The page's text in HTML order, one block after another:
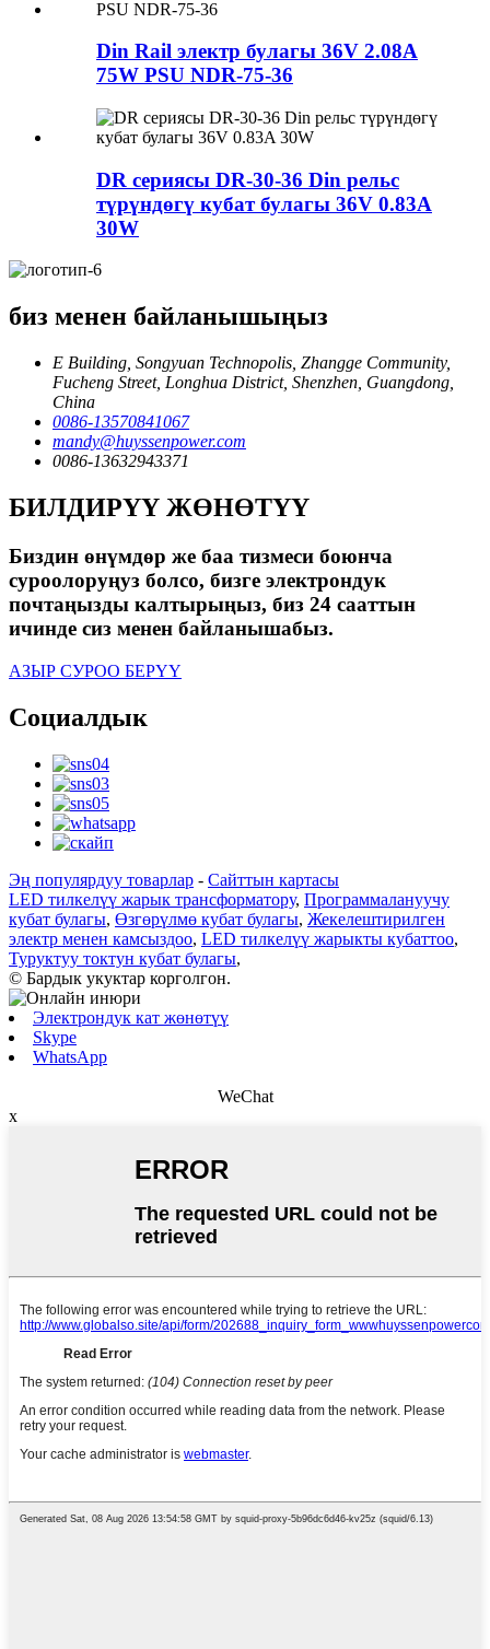
Din Rail электр булагы 36V 2.08A
75W PSU NDR-75-36
DR сериясы DR-30-36 Din рельс
түрүндөгү кубат булагы 36V 0.83A
30W
биз менен байланышыңыз
E Building, Songyuan Technopolis, Zhangge Community,
Fucheng Street, Longhua District, Shenzhen, Guangdong,
China
0086-13570841067
mandy@huyssenpower.com
0086-13632943371
БИЛДИРҮҮ ЖӨНӨТҮҮ
Биздин өнүмдөр же баа тизмеси боюнча
суроолоруңуз болсо, бизге электрондук
почтаңызды калтырыңыз, биз 24 сааттын
ичинде сиз менен байланышабыз.
АЗЫР СУРОО БЕРҮҮ
Социалдык
Эң популярдуу товарлар - Сайттын картасы
LED тилкелүү жарык трансформатору, Программалануучу
кубат булагы, Өзгөрүлмө кубат булагы, Жекелештирилген
электр менен камсыздоо, LED тилкелүү жарыкты кубаттоо,
Туруктуу токтун кубат булагы,
© Бардык укуктар корголгон.
Электрондук кат жөнөтүү
Skype
WhatsApp
WeChat
x